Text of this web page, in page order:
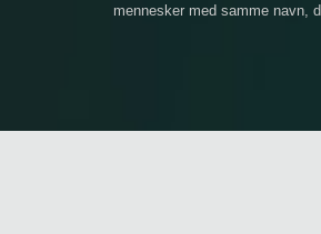
mennesker med samme navn,